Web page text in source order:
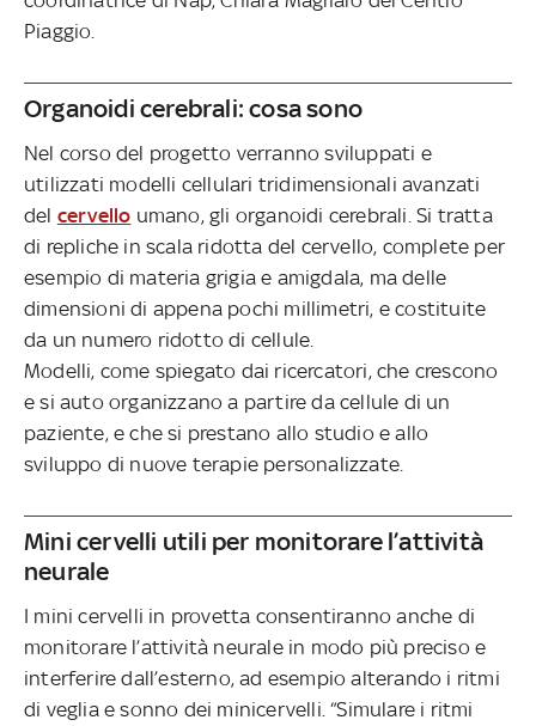
Piaggio.
Organoidi cerebrali: cosa sono
Nel corso del progetto verranno sviluppati e
utilizzati modelli cellulari tridimensionali avanzati
del cervello umano, gli organoidi cerebrali. Si tratta
di repliche in scala ridotta del cervello, complete per
esempio di materia grigia e amigdala, ma delle
dimensioni di appena pochi millimetri, e costituite
da un numero ridotto di cellule.
Modelli, come spiegato dai ricercatori, che crescono
e si auto organizzano a partire da cellule di un
paziente, e che si prestano allo studio e allo
sviluppo di nuove terapie personalizzate.
Mini cervelli utili per monitorare l’attività
neurale
I mini cervelli in provetta consentiranno anche di
monitorare l’attività neurale in modo più preciso e
interferire dall’esterno, ad esempio alterando i ritmi
di veglia e sonno dei minicervelli. “Simulare i ritmi